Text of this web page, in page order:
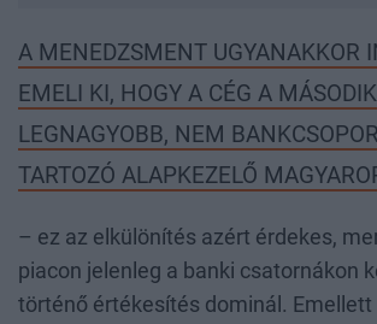
A MENEDZSMENT UGYANAKKOR
EMELI KI, HOGY A CÉG A MÁSODIK
LEGNAGYOBB, NEM
TARTOZÓ ALAPKEZELŐ
– ez az elkülönítés azért érdekes,
piacon jelenleg a banki csatornákon
történő értékesítés dominál. Emellett